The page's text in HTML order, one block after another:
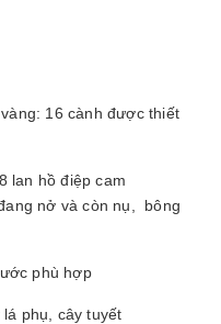
16 cành được thiết
lan hồ điệp cam
nở và còn nụ, bông
phù hợp
phụ, cây tuyết